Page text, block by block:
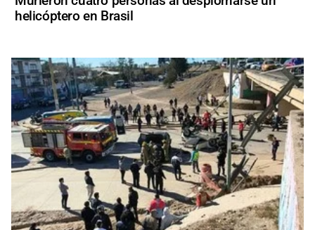
helicóptero en Brasil